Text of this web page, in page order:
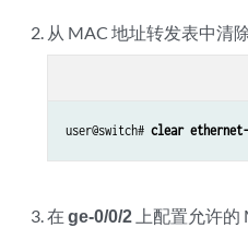
从 MAC 地址转发表中清
user@switch# clear
在ge-0/0/2 上配置允许的